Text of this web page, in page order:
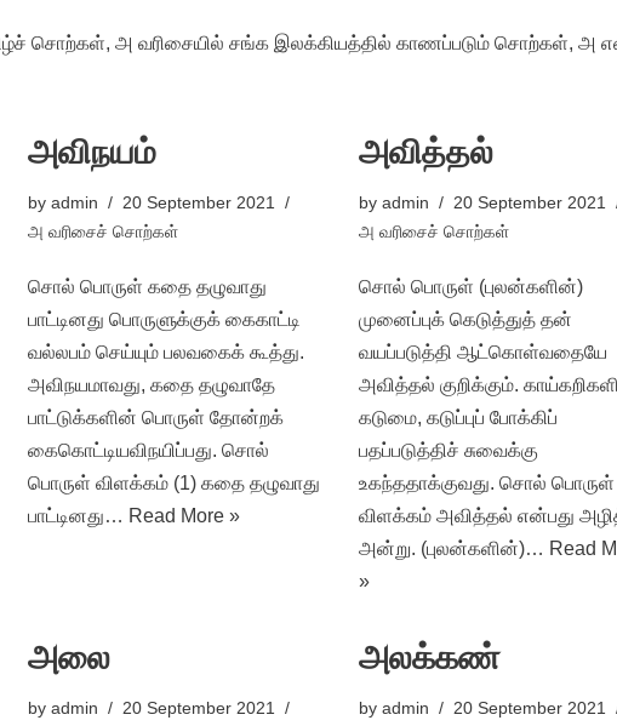
சொற்கள், அ வரிசையில் சங்க இலக்கியத்தில் காணப்படும் சொற்கள், அ
அவிநயம்
by admin
20 September 2021
அ வரிசைச் சொற்கள்
சொல் பொருள் கதை தழுவாது
பாட்டினது பொருளுக்குக் கைகாட்டி
வல்லபம் செய்யும் பலவகைக் கூத்து.
அவிநயமாவது, கதை தழுவாதே
பாட்டுக்களின் பொருள் தோன்றக்
கைகொட்டியவிநயிப்பது. சொல்
பொருள் விளக்கம் (1) கதை தழுவாது
பாட்டினது… Read More »
அவித்தல்
by admin
20 September 2021
அ வரிசைச் சொற்கள்
சொல் பொருள் (புலன்களின்)
முனைப்புக் கெடுத்துத் தன்
வயப்படுத்தி ஆட்கொள்வதையே
அவித்தல் குறிக்கும்.
கடுமை, கடுப்புப் போக்கிப்
பதப்படுத்திச் சுவைக்கு
உகந்ததாக்குவது. சொல் பொருள்
விளக்கம் அவித்தல் என்பது
அன்று. (புலன்களின்)… Read
»
அலை
by admin
20 September 2021
அலக்கண்
by admin
20 September 2021